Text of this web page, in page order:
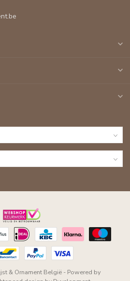
& Ornament België - Powered by